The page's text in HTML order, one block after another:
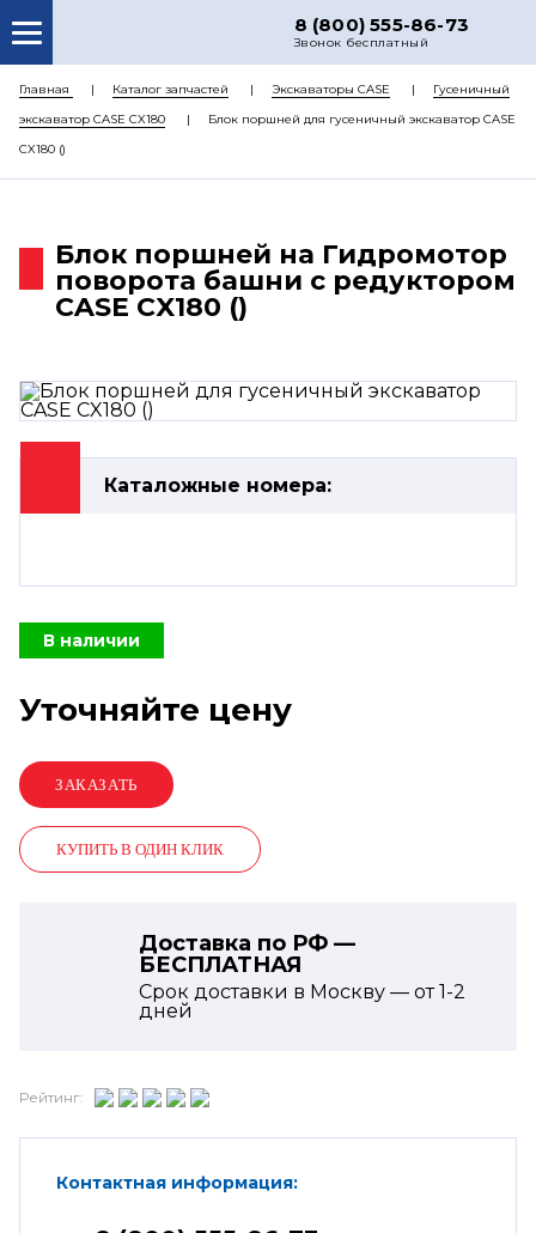
8 (800) 555-86-73
Звонок бесплатный
О НАС
КАТАЛОГ ЗАПЧАСТЕЙ
РЕМОНТ
ЦЕНЫ
КОНТАКТЫ
Главная Каталог запчастей Экскаваторы CASE
Гусеничный
экскаватор CASE CX180
Блок поршней для гусеничный экскаватор CASE
CX180 ()
Блок поршней на Гидромотор
поворота башни с редуктором
CASE CX180 ()
Каталожные номера:
В наличии
Уточняйте цену
КУПИТЬ В ОДИН КЛИК
Доставка по РФ —
БЕСПЛАТНАЯ
Срок доставки в Москву — от1-2
дней
Рейтинг:
Контактная информация: